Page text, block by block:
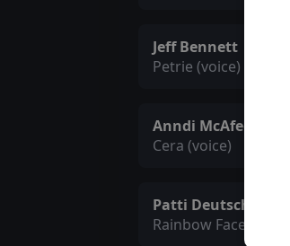
Jeff Bennett
Petrie (voice)
Anndi McAfee
Cera (voice)
Patti Deutsch
Rainbow Face #2